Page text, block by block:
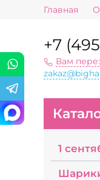
Главная О
+7
Вам
1